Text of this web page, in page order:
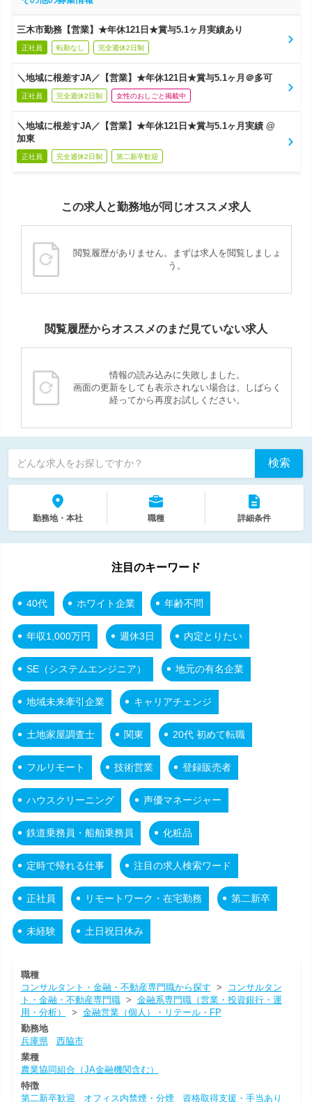
三木市勤務【営業】★年休121日★賞与5.1ヶ月実績あり
正社員 転勤なし 完全週休2日制
＼地域に根差すJA／【営業】★年休121日★賞与5.1ヶ月＠多可
正社員 完全週休2日制 女性のおしごと掲載中
＼地域に根差すJA／【営業】★年休121日★賞与5.1ヶ月実績 @
加東
正社員 完全週休2日制 第二新卒歓迎
この求人と勤務地が同じオススメ求人
閲覧履歴がありません。まずは求人を閲覧しましょ
う。
閲覧履歴からオススメのまだ見ていない求人
情報の読み込みに失敗しました。
画面の更新をしても表示されない場合は、しばらく
経ってから再度お試しください。
どんな求人をお探しですか？ 検索
勤務地・本社 職種 詳細条件
注目のキーワード
40代 ホワイト企業 年齢不問
年収1,000万円 週休3日 内定とりたい
SE（システムエンジニア） 地元の有名企業
地域未来牽引企業 キャリアチェンジ
土地家屋調査士 関東 20代 初めて転職
フルリモート 技術営業 登録販売者
ハウスクリーニング 声優マネージャー
鉄道乗務員・船舶乗務員 化粧品
定時で帰れる仕事 注目の求人検索ワード
正社員 リモートワーク・在宅勤務 第二新卒
未経験 土日祝日休み
職種
コンサルタント・金融・不動産専門職から探す >
コンサルタン
ト・金融・不動産専門職> 金融系専門職（営業・投資銀行・運
用・分析）
> 金融営業（個人）・リテール・FP
勤務地
兵庫県
西脇市
業種
農業協同組合（JA金融機関含む）
特徴
第二新卒歓迎
オフィス内禁煙・分煙 資格取得支援・手当あり